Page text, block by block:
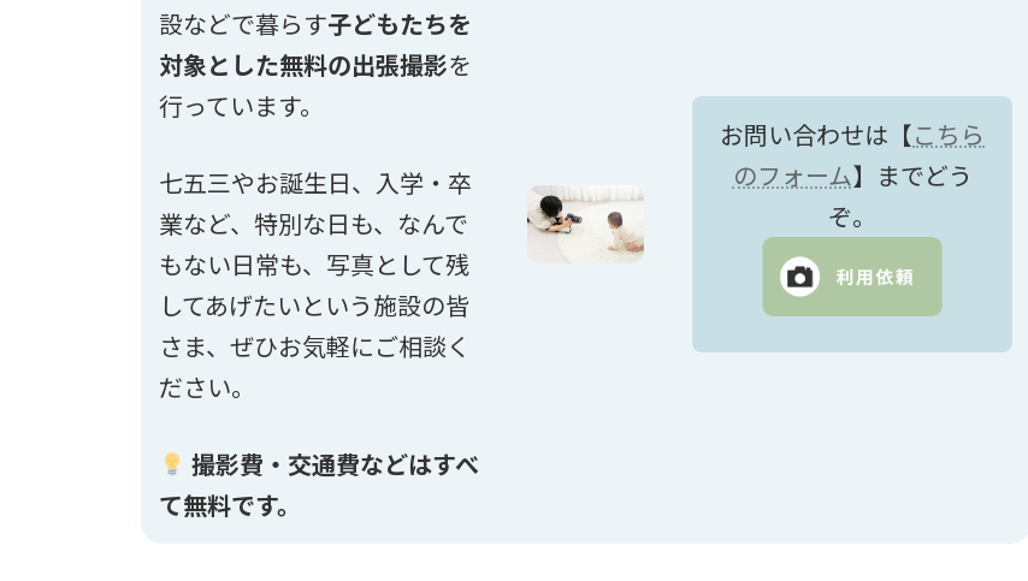
設などで暮らす子どもたちを
対象とした無料の出張撮影を
行っています。
七五三やお誕生日、入学・卒
業など、特別な日も、なんで
もない日常も、写真として残
してあげたいという施設の皆
さま、ぜひお気軽にご相談く
ださい。
撮影費・交通費などはすべ
て無料です。
お問い合わせは【こちら
のフォーム】までどう
ぞ。